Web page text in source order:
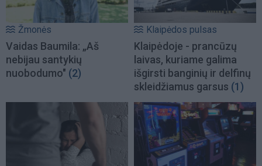
Žmonės
Vaidas Baumila: „Aš
nebijau santykių
nuobodumo" (2)
Klaipėdos pulsas
Klaipėdoje - prancūzų
laivas, kuriame galima
išgirsti banginių ir delfinų
skleidžiamus garsus (1)